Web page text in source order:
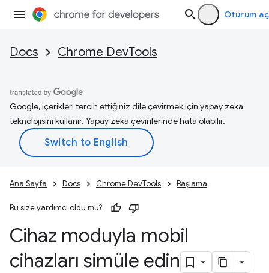
Oturum aç
Docs Chrome DevTools
Google, içerikleri tercih ettiğiniz dile çevirmek için yapay zeka
teknolojisini kullanır. Yapay zeka çevirilerinde hata olabilir.
Ana Sayfa Docs Chrome DevTools Başlama
Bu size yardımcı oldu mu?
Cihaz moduyla mobil
cihazları simüle edin